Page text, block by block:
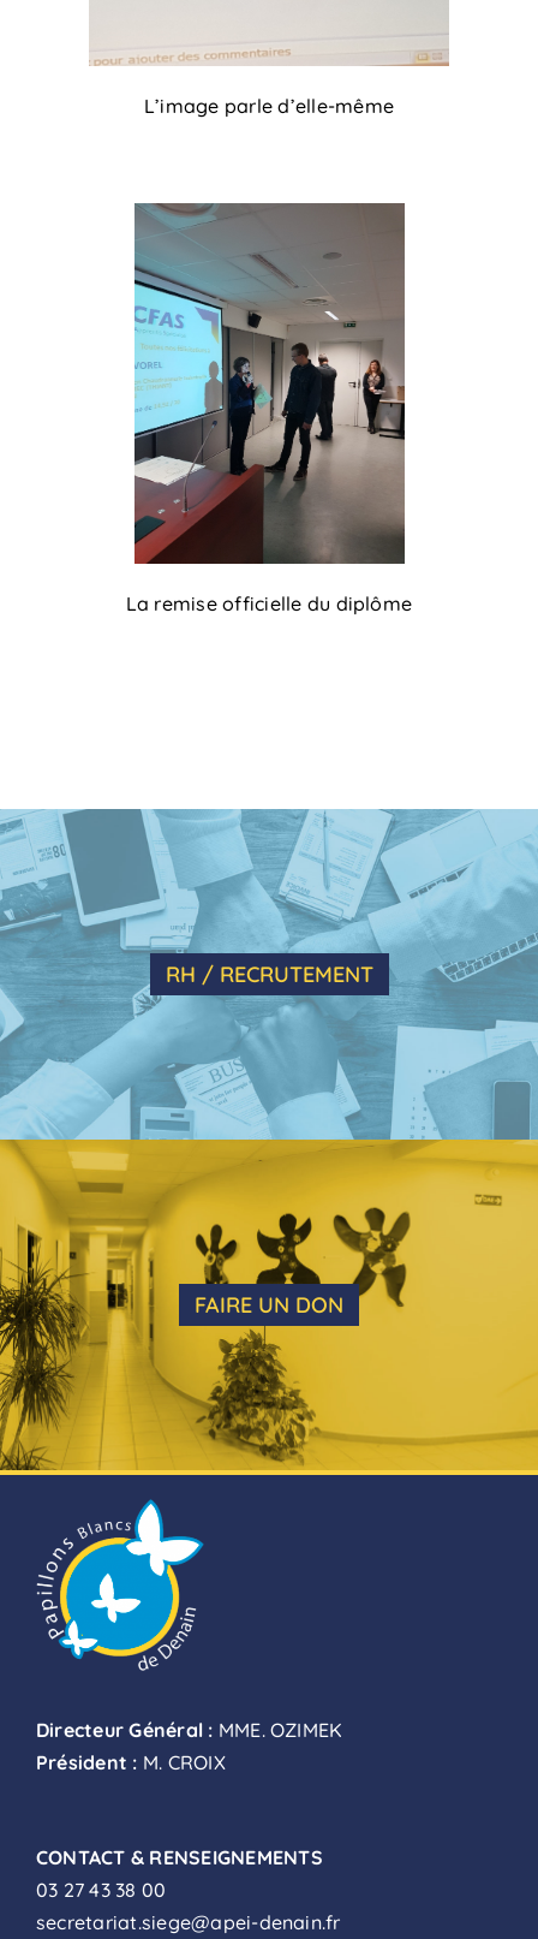
L’image parle d’elle-même
La remise officielle du diplôme
RH / RECRUTEMENT
FAIRE UN DON
Directeur Général : MME. OZIMEK
Président : M. CROIX
CONTACT & RENSEIGNEMENTS
03 27 43 38 00
secretariat.siege@apei-denain.fr